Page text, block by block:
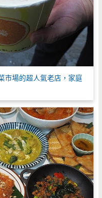
市場的超人氣老店，家庭